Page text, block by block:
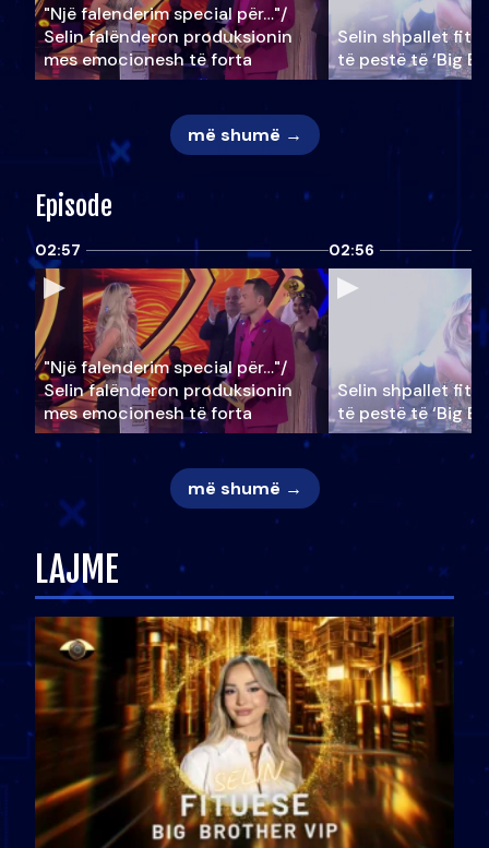
"Një falenderim special për…"/
Selin falënderon produksionin
mes emocionesh të forta
Selin shpallet
të pestë të ‘Big
më shumë →
Episode
02:57
"Një falenderim special për…"/
Selin falënderon produksionin
mes emocionesh të forta
02:56
Selin shpallet
të pestë të ‘Big
më shumë →
LAJME